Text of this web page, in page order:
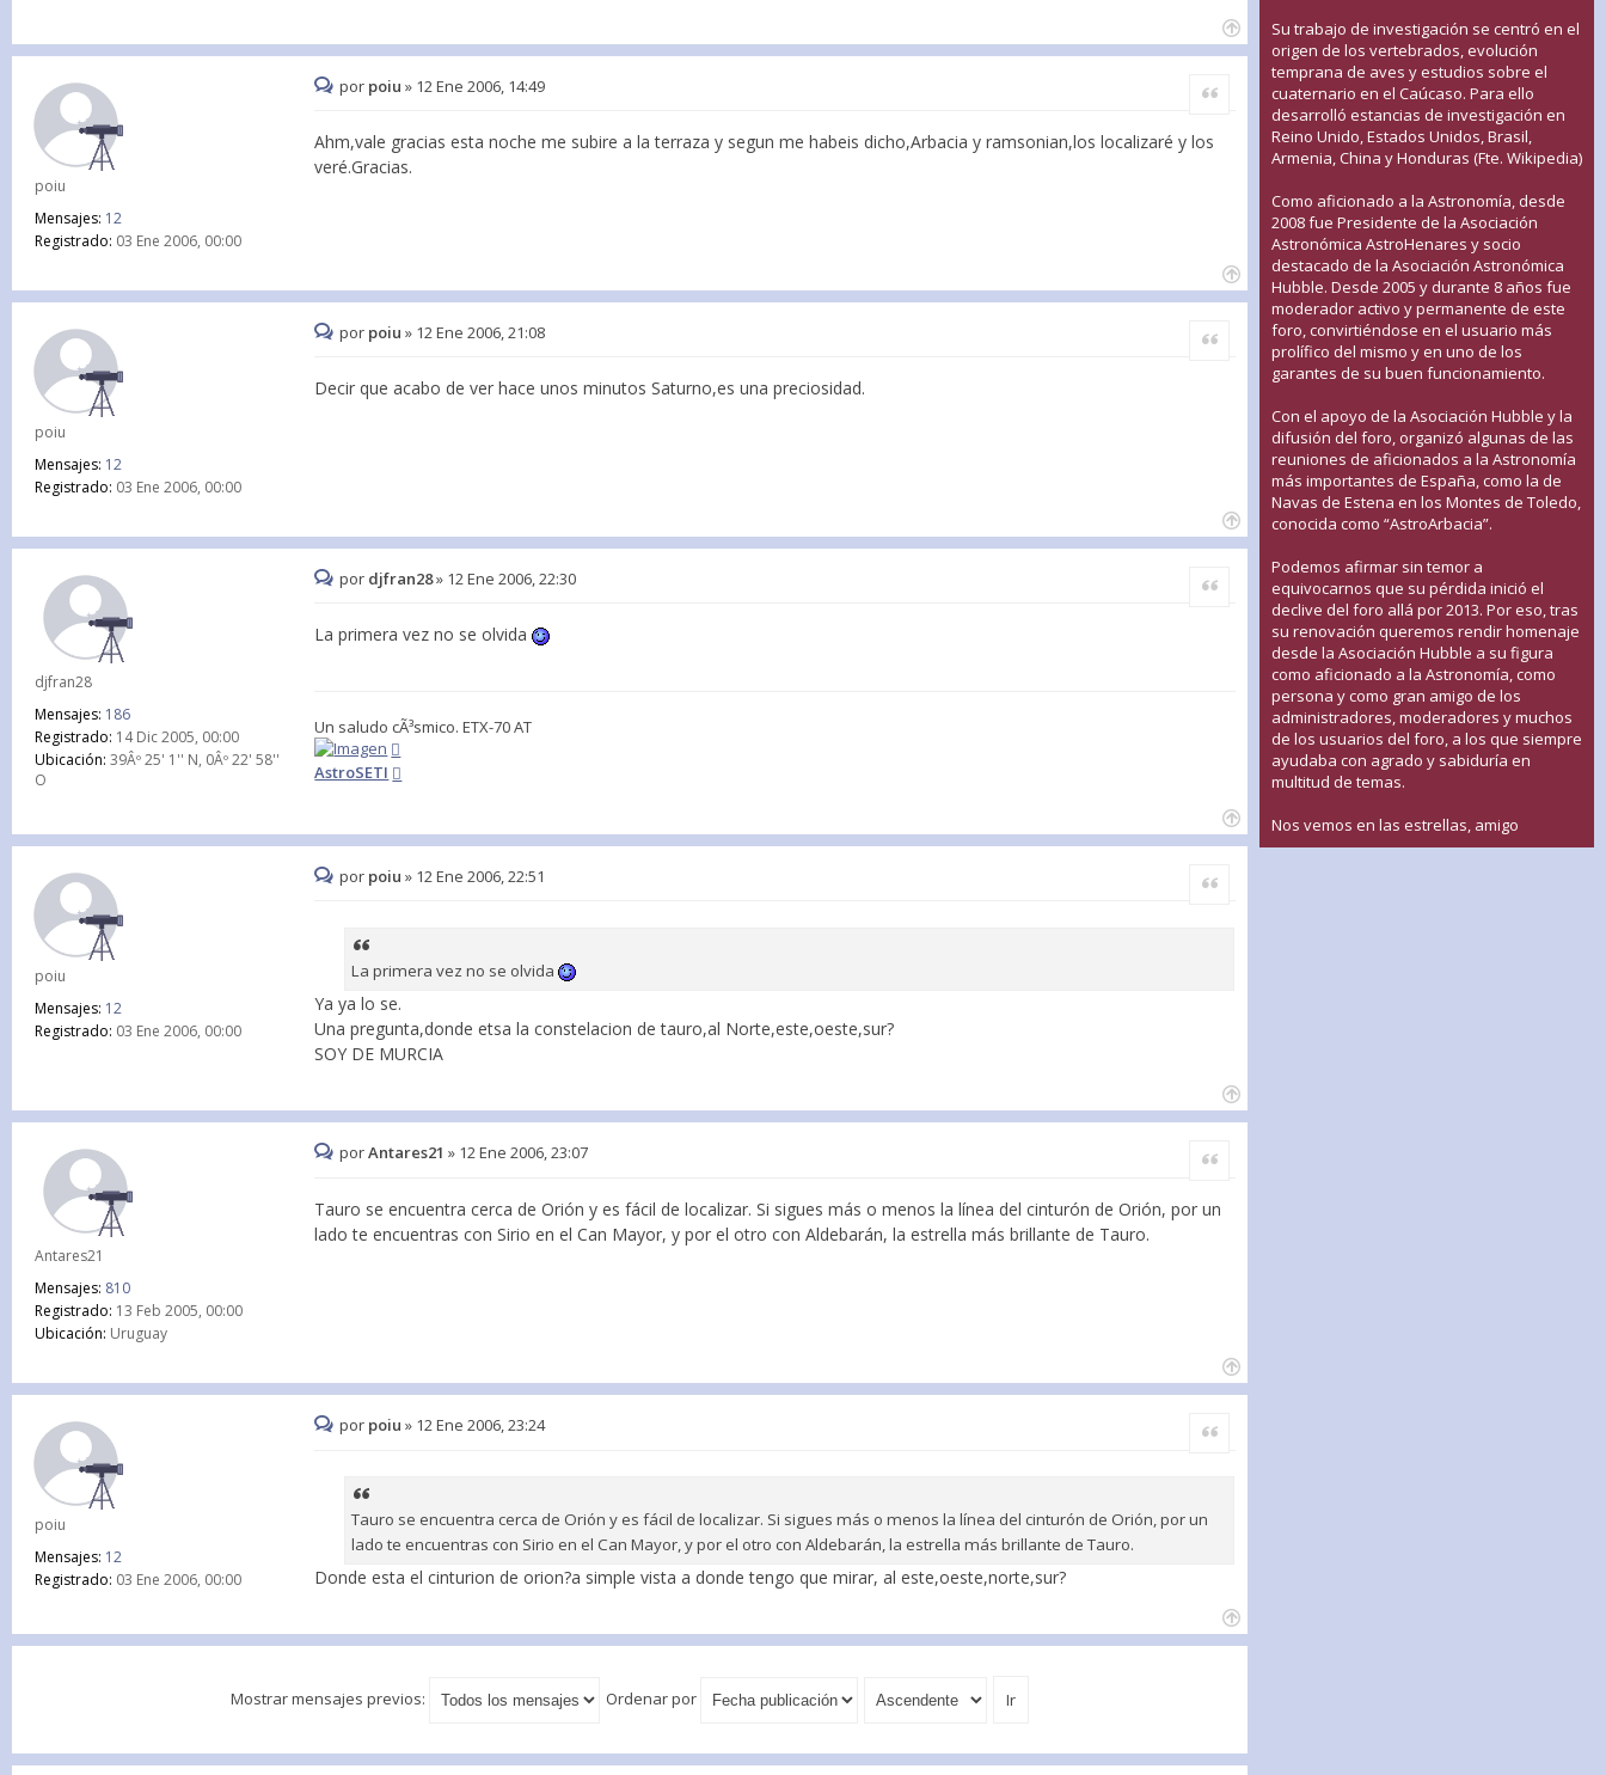
poiu
Mensajes: 12
Registrado: 03 Ene 2006, 00:00
Citar
por poiu » 12 Ene 2006, 14:49
Ahm,vale gracias esta noche me subire a la terraza y segun me habeis dicho,Arbacia y ramsonian,los localizaré y los
veré.Gracias.
poiu
Mensajes: 12
Registrado: 03 Ene 2006, 00:00
Citar
por poiu » 12 Ene 2006, 21:08
Decir que acabo de ver hace unos minutos Saturno,es una preciosidad.
djfran28
Mensajes: 186
Registrado: 14 Dic 2005, 00:00
Ubicación: 39Âº 25' 1'' N, 0Âº 22' 58''
O
Citar
por djfran28» 12 Ene 2006, 22:30
La primera vez no se olvida
Un saludo cÃ³smico. ETX-70 AT
AstroSETI
poiu
Mensajes: 12
Registrado: 03 Ene 2006, 00:00
Citar
por poiu » 12 Ene 2006, 22:51
La primera vez no se olvida
Ya ya lo se.
Una pregunta,donde etsa la constelacion de tauro,al Norte,este,oeste,sur?
SOY DE MURCIA
Antares21
Mensajes: 810
Registrado: 13 Feb 2005, 00:00
Ubicación: Uruguay
Citar
porAntares21 » 12 Ene 2006, 23:07
Tauro se encuentra cerca de Orión y es fácil de localizar. Si sigues más o menos la línea del cinturón de Orión, por un
lado te encuentras con Sirio en el Can Mayor, y por el otro con Aldebarán, la estrella más brillante de Tauro.
poiu
Mensajes: 12
Registrado: 03 Ene 2006, 00:00
Citar
por poiu » 12 Ene 2006, 23:24
Tauro se encuentra cerca de Orión y es fácil de localizar. Si sigues más o menos la línea del cinturón de Orión, por un
lado te encuentras con Sirio en el Can Mayor, y por el otro con Aldebarán, la estrella más brillante de Tauro.
Donde esta el cinturion de orion?a simple vista a donde tengo que mirar, al este,oeste,norte,sur?
Mostrar mensajes previos: Ordenar por
Su trabajo de investigación se centró en el
origen de los vertebrados, evolución
temprana de aves y estudios sobre el
cuaternario en el Caúcaso. Para ello
desarrolló estancias de investigación en
Reino Unido, Estados Unidos, Brasil,
Armenia, China y Honduras (Fte. Wikipedia)
Como aficionado a la Astronomía, desde
2008 fue Presidente de la Asociación
Astronómica AstroHenares y socio
destacado de la Asociación Astronómica
Hubble. Desde 2005 y durante 8 años fue
moderador activo y permanente de este
foro, convirtiéndose en el usuario más
prolífico del mismo y en uno de los
garantes de su buen funcionamiento.
Con el apoyo de la Asociación Hubble y la
difusión del foro, organizó algunas de las
reuniones de aficionados a la Astronomía
más importantes de España, como la de
Navas de Estena en los Montes de Toledo,
conocida como “AstroArbacia”.
Podemos afirmar sin temor a
equivocarnos que su pérdida inició el
declive del foro allá por 2013. Por eso, tras
su renovación queremos rendir homenaje
desde la Asociación Hubble a su figura
como aficionado a la Astronomía, como
persona y como gran amigo de los
administradores, moderadores y muchos
de los usuarios del foro, a los que siempre
ayudaba con agrado y sabiduría en
multitud de temas.
Nos vemos en las estrellas, amigo